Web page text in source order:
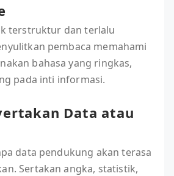
terstruktur dan terlalu
pembaca memahami
bahasa yang ringkas,
pada inti informasi.
Data atau
data pendukung akan terasa
Sertakan angka, statistik,